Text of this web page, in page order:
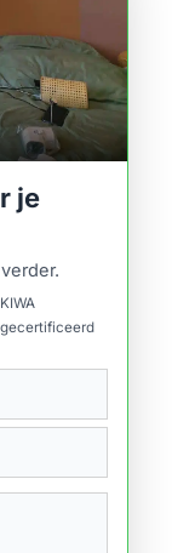
je
KIWA
gecertificeerd